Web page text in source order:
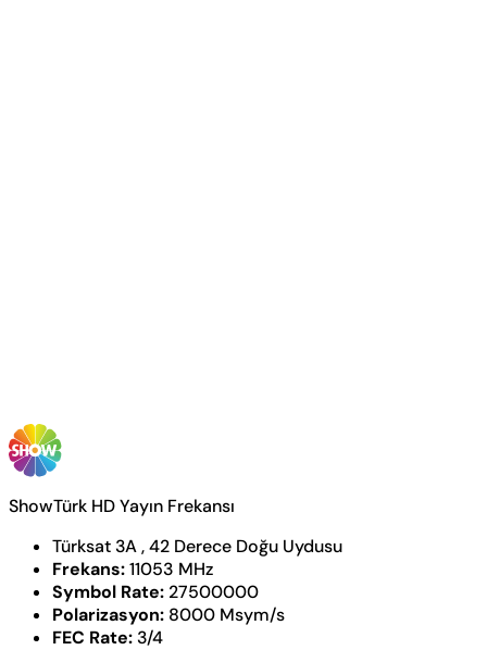
ShowTürk HD Yayın Frekansı
Türksat 3A , 42 Derece Doğu Uydusu
Frekans:11053 MHz
Symbol Rate: 27500000
Polarizasyon: 8000 Msym/s
FEC Rate: 3/4